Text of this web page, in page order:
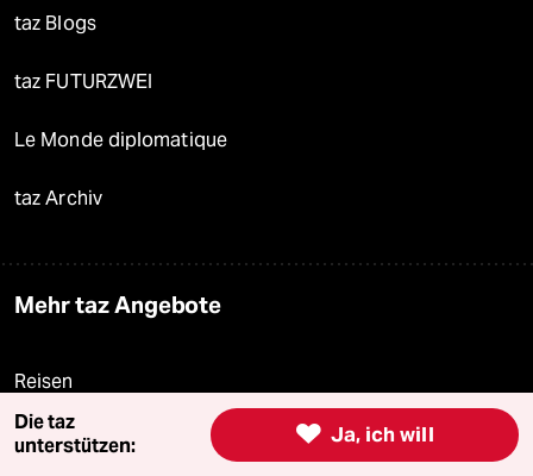
taz Blogs
taz FUTURZWEI
Le Monde diplomatique
taz Archiv
Mehr taz Angebote
Reisen
Kantine  Ja, ich will
Die taz
unterstützen: